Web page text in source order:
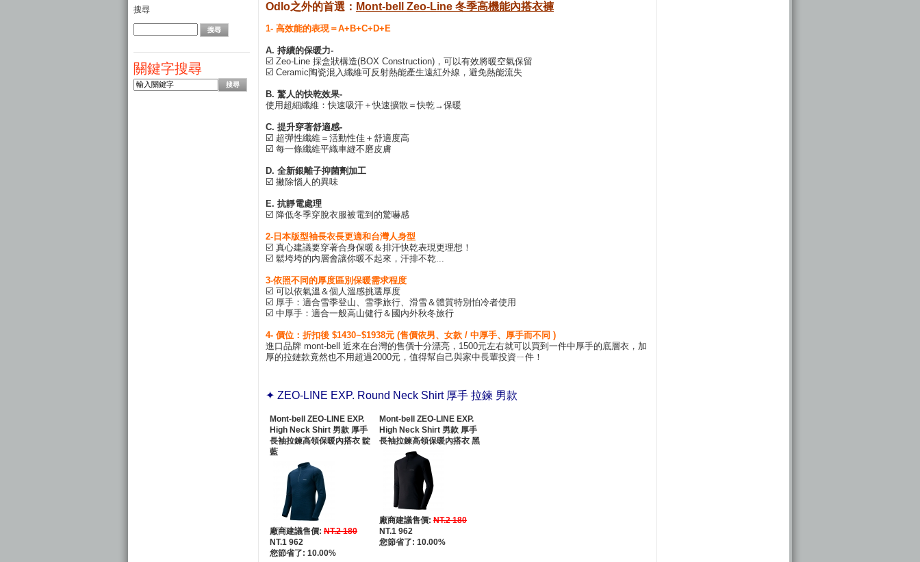
搜尋
關鍵字搜尋
Odlo之外的首選： Mont-bell Zeo-Line 冬季高機能內搭衣褲
1- 高效能的表現＝A+B+C+D+E
A. 持續的保暖力-
☑️ Zeo-Line 採盒狀構造(BOX Construction)，可以有效將暖空氣保留
☑️ Ceramic陶瓷混入纖維可反射熱能產生遠紅外線，避免熱能流失
B. 驚人的快乾效果-
使用超細纖維：快速吸汗＋快速擴散＝快乾→保暖
C. 提升穿著舒適感-
☑️ 超彈性纖維＝活動性佳＋舒適度高
☑️ 每一條纖維平織車縫不磨皮膚
D. 全新銀離子抑菌劑加工
☑️ 撇除惱人的異味
E. 抗靜電處理
☑️ 降低冬季穿脫衣服被電到的驚嚇感
2-日本版型袖長衣長更適和台灣人身型
☑️ 真心建議要穿著合身保暖＆排汗快乾表現更理想！
☑️ 鬆垮垮的內層會讓你暖不起來，汗排不乾...
3-依照不同的厚度區別保暖需求程度
☑️ 可以依氣溫＆個人溫感挑選厚度
☑️ 厚手：適合雪季登山、雪季旅行、滑雪＆體質特別怕冷者使用
☑️ 中厚手：適合一般高山健行＆國內外秋冬旅行
4- 價位：折扣後 $1430~$1938元 (售價依男、女款 / 中厚手、厚手而不同 )
進口品牌 mont-bell 近來在台灣的售價十分漂亮，1500元左右就可以買到一件中厚手的底層衣，加
厚的拉鏈款竟然也不用超過2000元，值得幫自己與家中長輩投資ㄧ件！
✦ ZEO-LINE EXP. Round Neck Shirt 厚手 拉鍊 男款
Mont-bell ZEO-LINE EXP.
High Neck Shirt 男款 厚手
長袖拉鍊高領保暖內搭衣 靛
藍
廠商建議售價: NT.2 180
NT.1 962
您節省了: 10.00%
Mont-bell ZEO-LINE EXP.
High Neck Shirt 男款 厚手
長袖拉鍊高領保暖內搭衣 黑
廠商建議售價: NT.2 180
NT.1 962
您節省了: 10.00%